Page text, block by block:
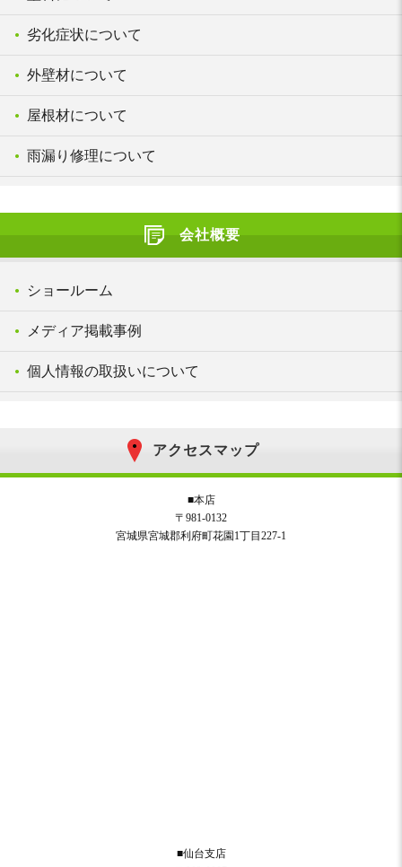
劣化症状について
外壁材について
屋根材について
雨漏り修理について
会社概要
ショールーム
メディア掲載事例
個人情報の取扱いについて
アクセスマップ
■本店
〒981-0132
宮城県宮城郡利府町花園1丁目227-1
■仙台支店